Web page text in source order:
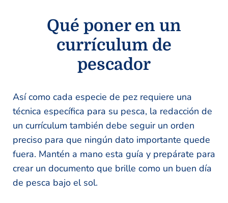
Qué poner en un
currículum de
pescador
Así como cada especie de pez requiere una
técnica específica para su pesca, la redacción de
un currículum también debe seguir un orden
preciso para que ningún dato importante quede
fuera. Mantén a mano esta guía y prepárate para
crear un documento que brille como un buen día
de pesca bajo el sol.